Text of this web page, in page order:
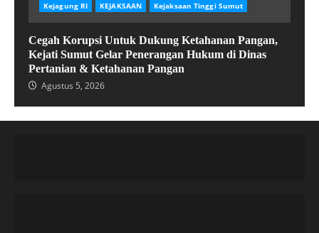
Kejagung RI KEJAKSAAN Kejaksaan Tinggi Sumut
Cegah Korupsi Untuk Dukung Ketahanan Pangan,
Kejati Sumut Gelar Penerangan Hukum di Dinas
Pertanian & Ketahanan Pangan
Agustus 5, 2026